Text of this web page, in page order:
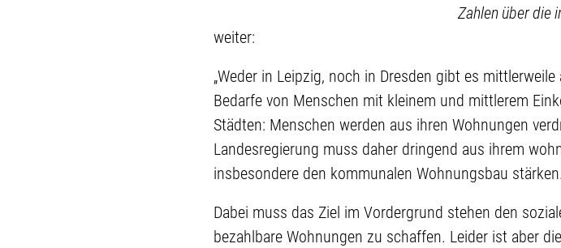
Zahlen über die
weiter:
„Weder in Leipzig, noch in Dresden gibt es
Bedarfe von Menschen mit kleinem und mittlerem
Städten: Menschen werden aus ihren Wohnungen
Landesregierung muss daher dringend aus ihrem
insbesondere den kommunalen Wohnungsbau stärken.
Dabei muss das Ziel im Vordergrund stehen den
bezahlbare Wohnungen zu schaffen. Leider ist aber